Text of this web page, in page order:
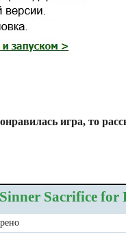
игра, то
Sacrifice for